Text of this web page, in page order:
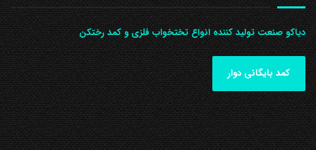
دیاکو صنعت تولید کننده انواع تختخواب فلزی و کمد رختکن
کمد بایگانی دوار